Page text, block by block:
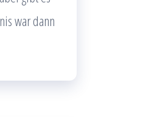
war dann